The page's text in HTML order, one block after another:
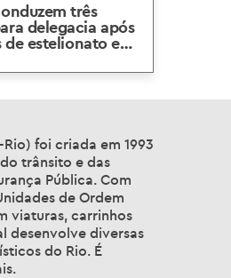
três
delegacia após
de estelionato e
foi criada em 1993
trânsito e das
Pública. Com
de Ordem
viaturas, carrinhos
desenvolve diversas
do Rio. É